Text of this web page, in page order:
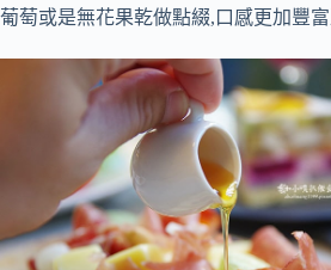
葡萄或是無花果乾做點綴,口感更加豐